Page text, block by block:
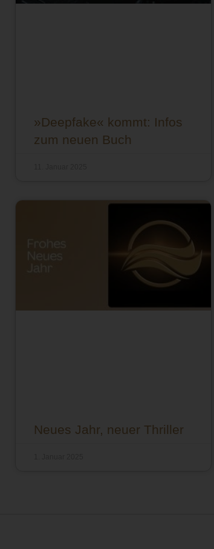
»Deepfake« kommt: Infos
zum neuen Buch
Neues Jahr, neuer Thriller